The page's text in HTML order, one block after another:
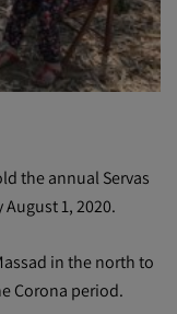
the annual Servas
1, 2020.
in the north to
Corona period.